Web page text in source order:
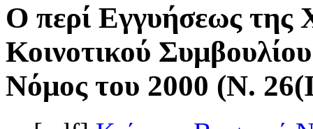
Ο περί Εγγυήσεως της
Κοινοτικού
Νόμος του 2000 (Ν.